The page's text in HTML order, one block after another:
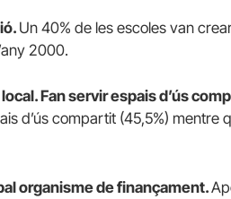
Un 40% de les escoles van
2000.
Fan servir espais d’ús
d’ús compartit (45,5%) mentre
organisme de finançament.